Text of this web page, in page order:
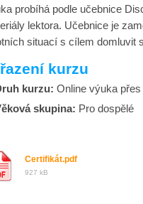
probíhá podle učebnice
lektora. Učebnice je
situací s cílem domluvit
kurzu
kurzu: Online výuka
skupina: Pro dospělé
Certifikát.pdf
927 kB